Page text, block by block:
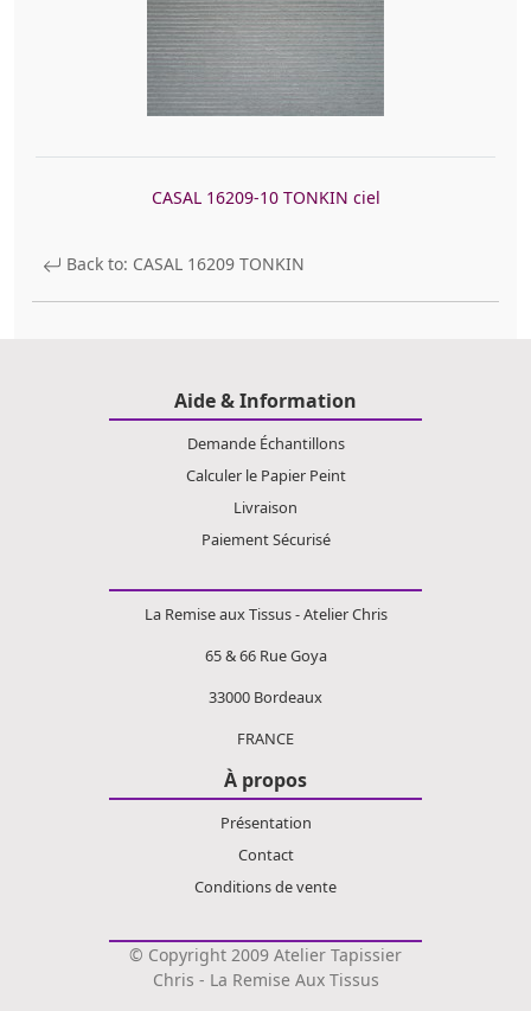
CASAL 16209-10 TONKIN ciel
Back to: CASAL 16209 TONKIN
Aide & Information
Demande Échantillons
Calculer le Papier Peint
Livraison
Paiement Sécurisé
La Remise aux Tissus - Atelier Chris
65 & 66 Rue Goya
33000 Bordeaux
FRANCE
À propos
Présentation
Contact
Conditions de vente
© Copyright 2009 Atelier Tapissier
Chris - La Remise Aux Tissus